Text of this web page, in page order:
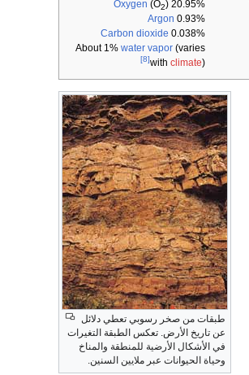
20.95%
Oxygen (O2)
0.93%
Argon
0.038%
Carbon dioxide
About 1% water vapor (varies
with climate)
[8]
طبقات من صخر رسوبي تعطي دلائل
عن تاريخ الأرض. تعكس الطبقة التغيرات
في الأشكال الأرضية للمنطقة والمناخ
وحياة الحيوانات عبر ملايين السنين.